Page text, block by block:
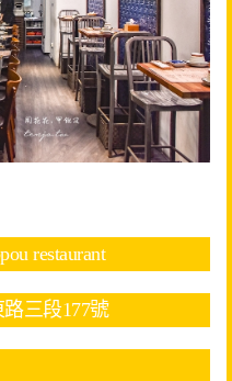
restaurant
三段177號